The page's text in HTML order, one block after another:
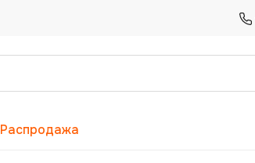
Распродажа